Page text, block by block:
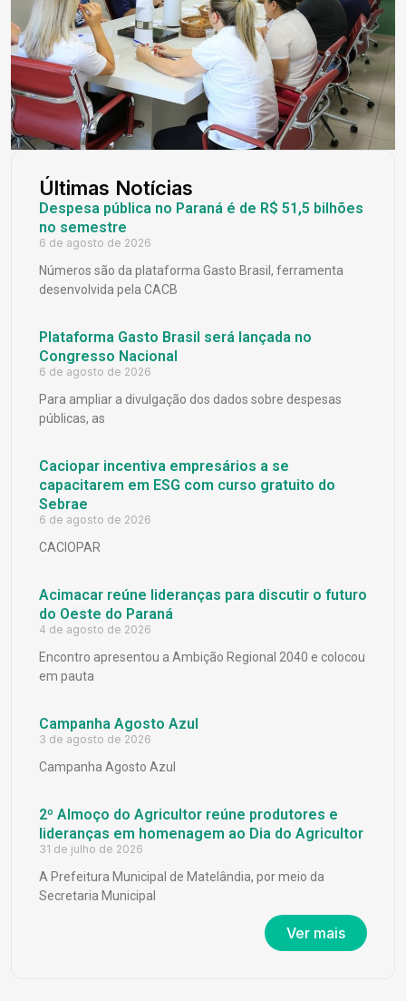
Últimas Notícias
Despesa pública no Paraná é de R$ 51,5 bilhões
no semestre
6 de agosto de 2026
Números são da plataforma Gasto Brasil, ferramenta
desenvolvida pela CACB
Plataforma Gasto Brasil será lançada no
Congresso Nacional
6 de agosto de 2026
Para ampliar a divulgação dos dados sobre despesas
públicas, as
Caciopar incentiva empresários a se
capacitarem em ESG com curso gratuito do
Sebrae
6 de agosto de 2026
CACIOPAR
Acimacar reúne lideranças para discutir o futuro
do Oeste do Paraná
4 de agosto de 2026
Encontro apresentou a Ambição Regional 2040 e colocou
em pauta
Campanha Agosto Azul
3 de agosto de 2026
Campanha Agosto Azul
2º Almoço do Agricultor reúne produtores e
lideranças em homenagem ao Dia do Agricultor
31 de julho de 2026
A Prefeitura Municipal de Matelândia, por meio da
Secretaria Municipal
Ver mais